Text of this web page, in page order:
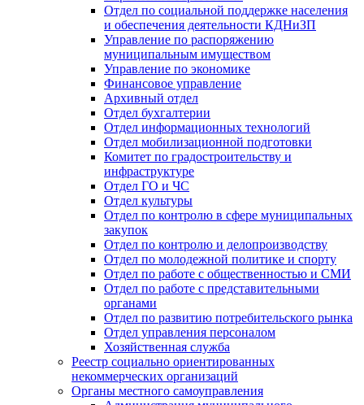
Отдел по социальной поддержке населения
и обеспечения деятельности КДНиЗП
Управление по распоряжению
муниципальным имуществом
Управление по экономике
Финансовое управление
Архивный отдел
Отдел бухгалтерии
Отдел информационных технологий
Отдел мобилизационной подготовки
Комитет по градостроительству и
инфраструктуре
Отдел ГО и ЧС
Отдел культуры
Отдел по контролю в сфере муниципальных
закупок
Отдел по контролю и делопроизводству
Отдел по молодежной политике и спорту
Отдел по работе с общественностью и СМИ
Отдел по работе с представительными
органами
Отдел по развитию потребительского рынка
Отдел управления персоналом
Хозяйственная служба
Реестр социально ориентированных
некоммерческих организаций
Органы местного самоуправления